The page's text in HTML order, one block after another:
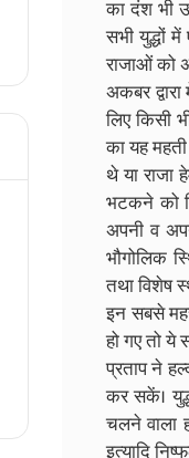
का दंश भी
सभी युद्धों
राजाओं को
अकबर
लिए किसी
का यह
थे या राजा
भटकने को
अपनी व
भौगोलिक
तथा विशेष
इन सबसे
हो गए तो
प्रताप ने
कर सकें।
चलने वाला